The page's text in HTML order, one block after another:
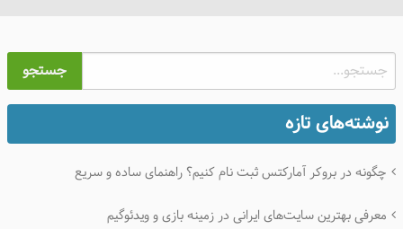
جستجو
نوشته‌های تازه
چگونه در بروکر آمارکتس ثبت نام کنیم؟ راهنمای ساده و سریع
معرفی بهترین سایت‌های ایرانی در زمینه بازی و ویدئوگیم